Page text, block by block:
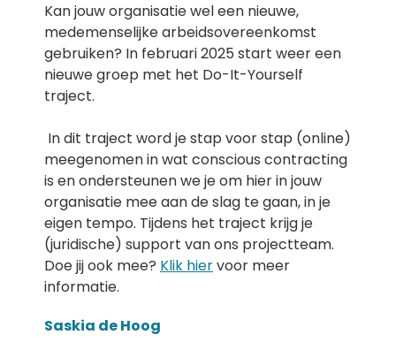
Kan jouw organisatie wel een nieuwe,
medemenselijke arbeidsovereenkomst
gebruiken? In februari 2025 start weer een
nieuwe groep met het Do-It-Yourself
traject.
In dit traject word je stap voor stap (online)
meegenomen in wat conscious contracting
is en ondersteunen we je om hier in jouw
organisatie mee aan de slag te gaan, in je
eigen tempo. Tijdens het traject krijg je
(juridische) support van ons projectteam.
Doe jij ook mee? Klik hiervoor meer
informatie.
Saskia de Hoog